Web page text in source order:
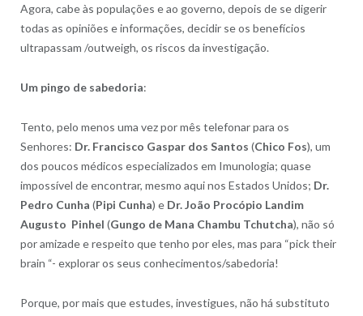
Agora, cabe às populações e ao governo, depois de se digerir
todas as opiniões e informações, decidir se os benefícios
ultrapassam /outweigh, os riscos da investigação.
Um pingo de sabedoria:
Tento, pelo menos uma vez por mês telefonar para os
Senhores: Dr. Francisco Gaspar dos Santos (Chico Fos), um
dos poucos médicos especializados em Imunologia; quase
impossível de encontrar, mesmo aqui nos Estados Unidos; Dr.
Pedro Cunha (Pipi Cunha) e Dr. João Procópio Landim
Augusto Pinhel (Gungo de Mana Chambu Tchutcha), não só
por amizade e respeito que tenho por eles, mas para “pick their
brain “- explorar os seus conhecimentos/sabedoria!
Porque, por mais que estudes, investigues, não há substituto